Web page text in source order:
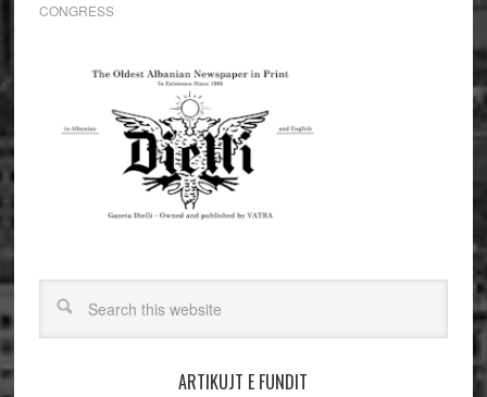
CONGRESS
ARTIKUJT E FUNDIT